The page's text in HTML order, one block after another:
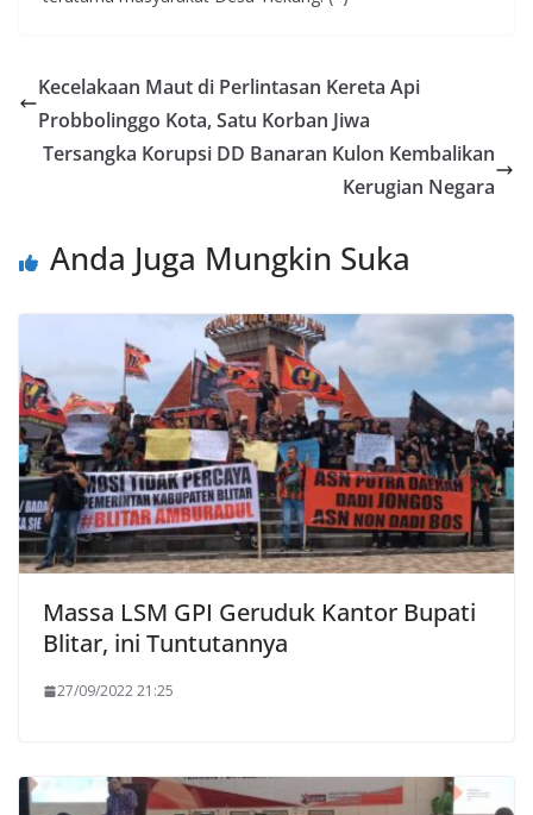
Kecelakaan Maut di Perlintasan Kereta Api
Probbolinggo Kota, Satu Korban Jiwa
Tersangka Korupsi DD Banaran Kulon Kembalikan
Kerugian Negara
Anda Juga Mungkin Suka
Massa LSM GPI Geruduk Kantor Bupati
Blitar, ini Tuntutannya
27/09/2022 21:25